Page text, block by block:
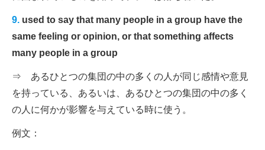
9. used to say that many people in a group have the
same feeling or opinion, or that something affects
many people in a group
⇒ あるひとつの集団の中の多くの人が同じ感情や意見
を持っている、あるいは、あるひとつの集団の中の多く
の人に何かが影響を与えている時に使う。
例文：